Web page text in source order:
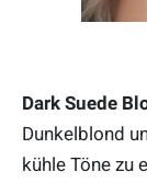
Dark Suede
Dunkelblond
kühle Töne zu